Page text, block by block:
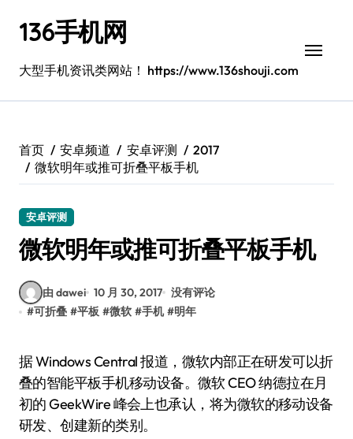
136手机网
大型手机资讯类网站！ https://www.136shouji.com
首页 安卓频道 安卓评测
2017
微软明年或推可折叠平板手机
安卓评测
微软明年或推可折叠平板手机
由 dawei 10 月 30, 2017 没有评论
#可折叠 #平板 #微软 #手机 #明年
据 Windows Central 报道，微软内部正在研发可以折
叠的智能平板手机移动设备。微软 CEO 纳德拉在月
初的 GeekWire 峰会上也承认，将为微软的移动设备
研发、创建新的类别。